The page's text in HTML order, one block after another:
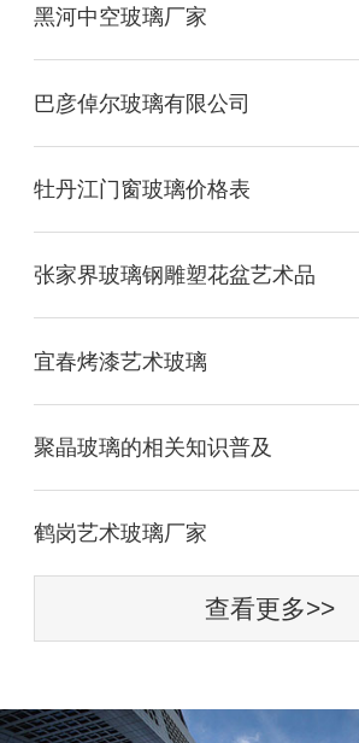
黑河中空玻璃厂家
巴彦倬尔玻璃有限公司
牡丹江门窗玻璃价格表
张家界玻璃钢雕塑花盆艺术品
宜春烤漆艺术玻璃
聚晶玻璃的相关知识普及
鹤岗艺术玻璃厂家
查看更多>>